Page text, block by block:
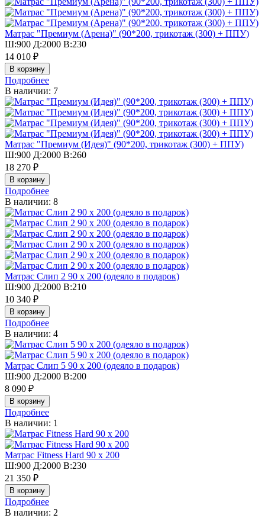
Матрас "Премиум (Арена)" (90*200, трикотаж (300) + ППУ)
Ш:900 Д:2000 В:230
14 010 ₽
Подробнее
В наличии: 7
Матрас "Премиум (Идея)" (90*200, трикотаж (300) + ППУ)
Ш:900 Д:2000 В:260
18 270 ₽
Подробнее
В наличии: 8
Матрас Слип 2 90 х 200 (одеяло в подарок)
Ш:900 Д:2000 В:210
10 340 ₽
Подробнее
В наличии: 4
Матрас Слип 5 90 х 200 (одеяло в подарок)
Ш:900 Д:2000 В:200
8 090 ₽
Подробнее
В наличии: 1
Матрас Fitness Hard 90 х 200
Ш:900 Д:2000 В:230
21 350 ₽
Подробнее
В наличии: 2